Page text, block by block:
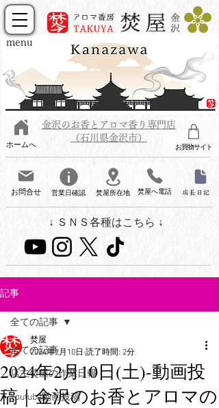
menu
ホームへ
焚屋所在地
営業日確認
お問合せ 焚屋へ電話
お買物サイト
↓ ＳＮＳ各種はこちら ↓
金沢のお香とアロマ香り専門店
（石川県金沢市）
店長日記
記事
全ての記事
店主焚屋の作業日報
Youtube動画投稿
全ての記事
2024年2月10日(土)-動画投
稿｜金沢のお香とアロマの
焚屋
2024年2月10日 読了時間: 2分